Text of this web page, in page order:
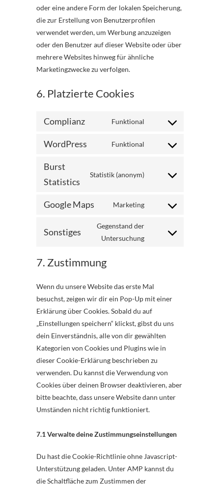
oder eine andere Form der lokalen Speicherung,
die zur Erstellung von Benutzerprofilen
verwendet werden, um Werbung anzuzeigen
oder den Benutzer auf dieser Website oder über
mehrere Websites hinweg für ähnliche
Marketingzwecke zu verfolgen.
6. Platzierte Cookies
Complianz Funktional
Consent
WordPress Funktional
Consent
service
Burst
Statistics
Statistik (anonym)
Consent
service
statistics
Google Maps Marketing
Consent
service
Sonstiges
Gegenstand der
Untersuchung
Consent
7. Zustimmung
Wenn du unsere Website das erste Mal
besuchst, zeigen wir dir ein Pop-Up mit einer
Erklärung über Cookies. Sobald du auf
„Einstellungen speichern“ klickst, gibst du uns
dein Einverständnis, alle von dir gewählten
Kategorien von Cookies und Plugins wie in
dieser Cookie-Erklärung beschrieben zu
verwenden. Du kannst die Verwendung von
Cookies über deinen Browser deaktivieren, aber
bitte beachte, dass unsere Website dann unter
Umständen nicht richtig funktioniert.
7.1 Verwalte deine Zustimmungseinstellungen
Du hast die Cookie-Richtlinie ohne Javascript-
Unterstützung geladen. Unter AMP kannst du
die Schaltfläche zum Zustimmen der